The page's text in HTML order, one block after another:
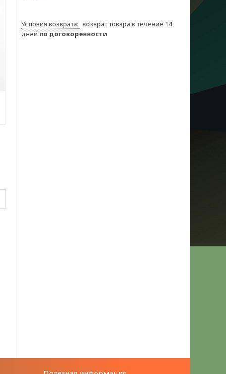
возврат товара в течение 14
дней по договоренности